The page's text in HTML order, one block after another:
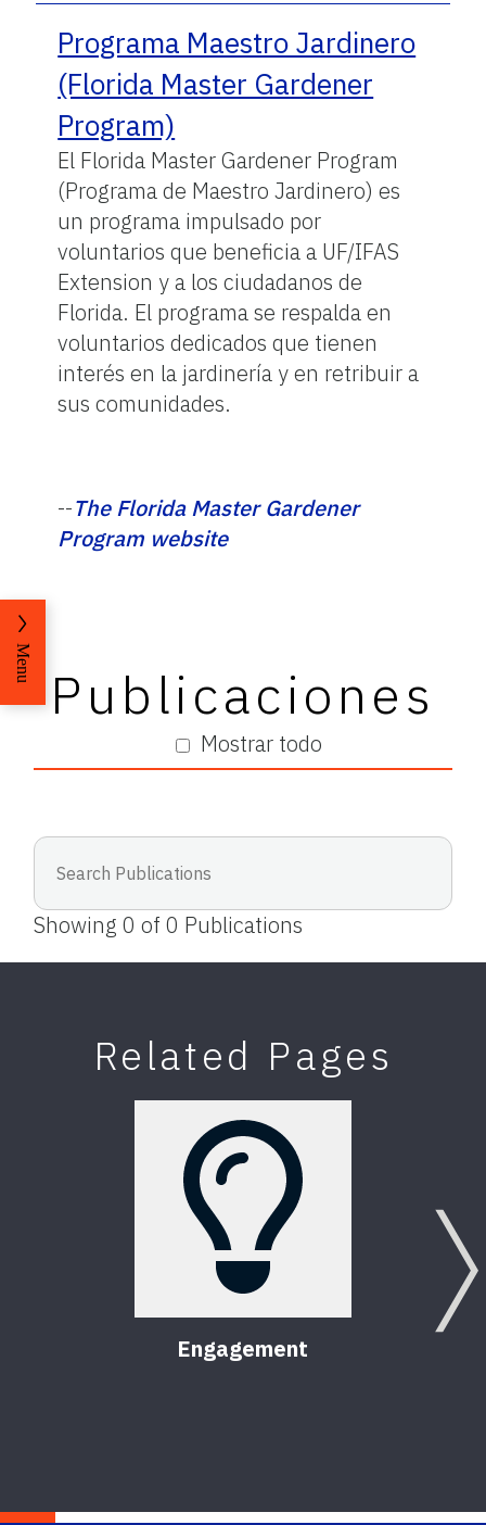
Programa Maestro Jardinero
(Florida Master Gardener
Program)
El Florida Master Gardener Program
(Programa de Maestro Jardinero) es
un programa impulsado por
voluntarios que beneficia a UF/IFAS
Extension y a los ciudadanos de
Florida. El programa se respalda en
voluntarios dedicados que tienen
interés en la jardinería y en retribuir a
sus comunidades.
--The Florida Master Gardener
Program website
Mostrar todo
Publicaciones
Showing0 of0 Publications
Related Pages
Engagement
Menu